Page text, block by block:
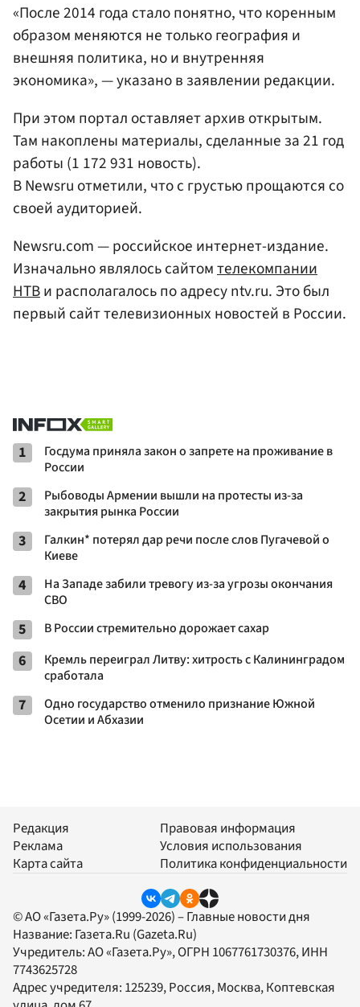
«После 2014 года стало понятно, что коренным
образом меняются не только география и
внешняя политика, но и внутренняя
экономика», — указано в заявлении редакции.
При этом портал оставляет архив открытым.
Там накоплены материалы, сделанные за 21 год
работы (1 172 931 новость).
В Newsru отметили, что с грустью прощаются со
своей аудиторией.
Newsru.com — российское интернет-издание.
Изначально являлось сайтомтелекомпании
НТВи располагалось по адресу ntv.ru. Это был
первый сайт телевизионных новостей в России.
1
Госдума приняла закон о запрете на проживание в
России
2
Рыбоводы Армении вышли на протесты из-за
закрытия рынка России
3
Галкин* потерял дар речи после слов Пугачевой о
Киеве
4
На Западе забили тревогу из-за угрозы окончания
СВО
5 В России стремительно дорожает сахар
6
Кремль переиграл Литву: хитрость с Калининградом
сработала
7
Одно государство отменило признание Южной
Осетии и Абхазии
Редакция
Реклама
Карта сайта
Правовая информация
Условия использования
Политика конфиденциальности
© АО «Газета.Ру» (1999-2026) – Главные новости дня
Название: Газета.Ru (Gazeta.Ru)
Учредитель:АО «Газета.Ру», ОГРН 1067761730376, ИНН
7743625728
Адрес учредителя: 125239, Россия, Москва, Коптевская